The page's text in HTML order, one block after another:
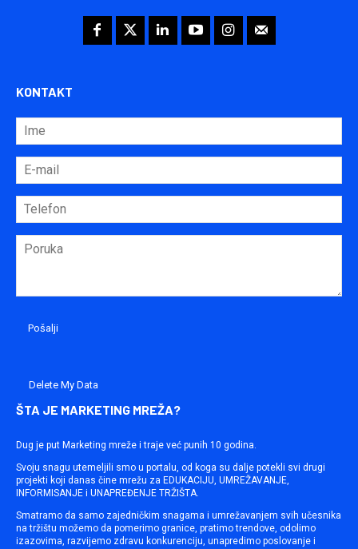
KONTAKT
Delete My Data
ŠTA JE MARKETING MREŽA?
Dug je put Marketing mreže i traje već punih 10 godina.
Svoju snagu utemeljili smo u portalu, od koga su dalje potekli svi drugi
projekti koji danas čine mrežu za EDUKACIJU, UMREŽAVANJE,
INFORMISANJE i UNAPREĐENJE TRŽIŠTA.
Smatramo da samo zajedničkim snagama i umrežavanjem svih učesnika
na tržištu možemo da pomerimo granice, pratimo trendove, odolimo
izazovima, razvijemo zdravu konkurenciju, unapredimo poslovanje i